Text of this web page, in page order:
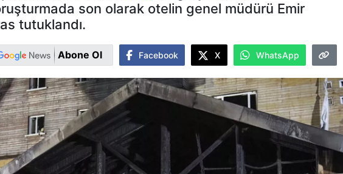
son olarak otelin genel müdürü Emir
tutuklandı.
Abone Ol Facebook X WhatsApp